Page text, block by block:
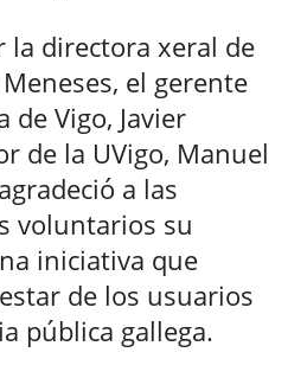
la directora xeral de
el gerente
de Vigo, Javier
de la UVigo, Manuel
a las
voluntarios su
iniciativa que
de los usuarios
pública gallega.